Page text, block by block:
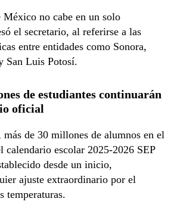
México no cabe en un solo
el secretario, al referirse a las
entre entidades como Sonora,
San Luis Potosí.
de estudiantes continuarán
oficial
más de 30 millones de alumnos en el
calendario escolar 2025-2026 SEP
desde un inicio,
ajuste extraordinario por el
temperaturas.